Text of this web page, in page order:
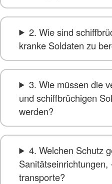
2. Wie sind
kranke Soldaten zu
3. Wie müssen die
und schiffbrüchigen
werden?
4. Welchen Schutz
Sanitätseinrichtungen,
transporte?